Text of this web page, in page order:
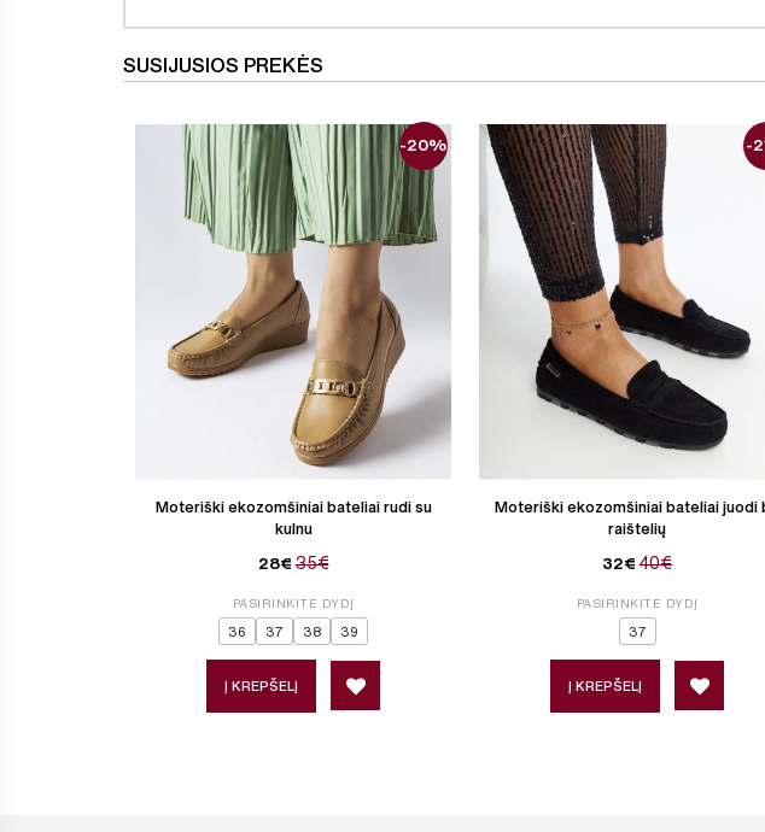
SUSIJUSIOS PREKĖS
Moteriški ekozomšiniai bateliai rudi su
kulnu
28€ 35€
-20%
PASIRINKITE DYDĮ
36 37 38 39
Į KREPŠELĮ
Moteriški ekozomšiniai bateliai juodi
raištelių
32€ 40€
-
PASIRINKITE DYDĮ
37
Į KREPŠELĮ